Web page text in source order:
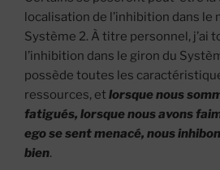
localisation de l’inhibition dans le
Système 2. À titre personnel, j’ai
l’inhibition dans le giron du
possède toutes les
ressources, et lorsque nous
fatigués, lorsque nous avons
ego se sent menacé, nous
bien.